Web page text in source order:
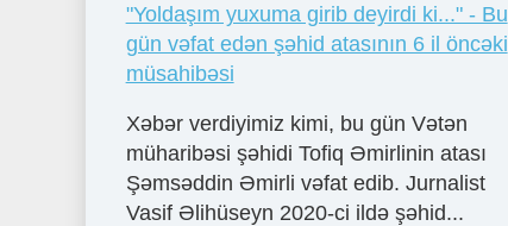
"Yoldaşım yuxuma girib deyirdi ki..." - Bu
gün vəfat edən şəhid atasının 6 il öncəki
müsahibəsi
Xəbər verdiyimiz kimi, bu gün Vətən
müharibəsi şəhidi Tofiq Əmirlinin atası
Şəmsəddin Əmirli vəfat edib. Jurnalist
Vasif Əlihüseyn 2020-ci ildə şəhid...